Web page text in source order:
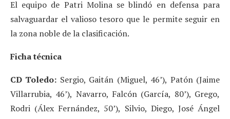
El equipo de Patri Molina se blindó en defensa para
salvaguardar el valioso tesoro que le permite seguir en
la zona noble de la clasificación.
Ficha técnica
CD Toledo: Sergio, Gaitán (Miguel, 46’), Patón (Jaime
Villarrubia, 46’), Navarro, Falcón (García, 80’), Grego,
Rodri (Álex Fernández, 50’), Silvio, Diego, José Ángel